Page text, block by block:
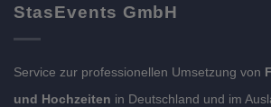
StasEvents GmbH
Service zur professionellen Umsetzung von
und Hochzeiten in Deutschland und im